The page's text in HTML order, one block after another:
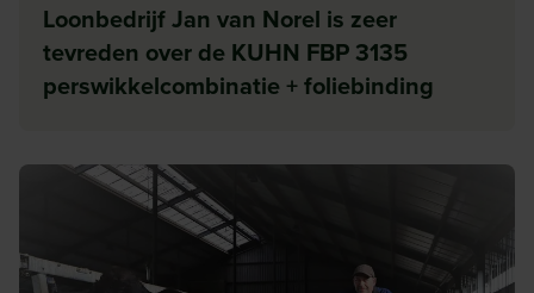
Loonbedrijf Jan van Norel is zeer
tevreden over de KUHN FBP 3135
perswikkelcombinatie + foliebinding